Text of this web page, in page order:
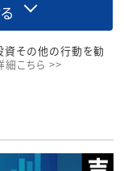
資その他の行動を勧
細こちら >>